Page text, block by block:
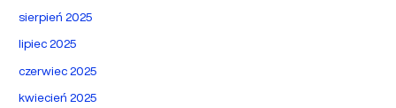
sierpień 2025
lipiec 2025
czerwiec 2025
kwiecień 2025